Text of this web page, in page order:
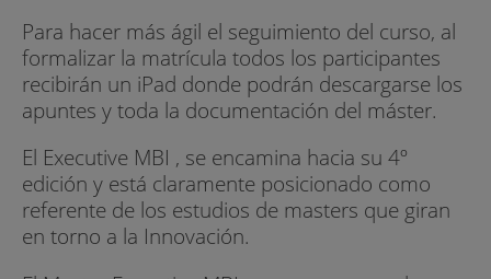
Para hacer más ágil el seguimiento del curso, al
formalizar la matrícula todos los participantes
recibirán un iPad donde podrán descargarse los
apuntes y toda la documentación del máster.
El Executive MBI , se encamina hacia su 4º
edición y está claramente posicionado como
referente de los estudios de masters que giran
en torno a la Innovación.